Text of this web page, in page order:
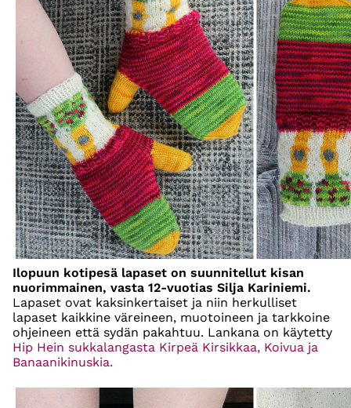
Ilopuun kotipesä lapaset on suunnitellut kisan
nuorimmainen, vasta 12-vuotias Silja Kariniemi.
Lapaset ovat kaksinkertaiset ja niin herkulliset
lapaset kaikkine väreineen, muotoineen ja tarkkoine
ohjeineen että sydän pakahtuu. Lankana on käytetty
Hip Hein sukkalangasta Kirpeä Kirsikkaa, Koivua ja
Banaanikinuskia.